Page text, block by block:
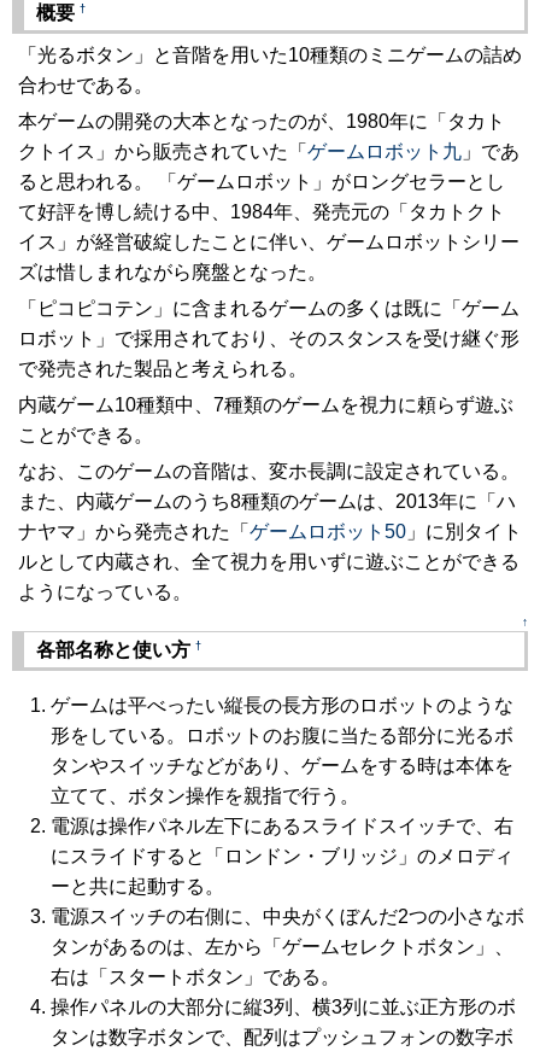
概要 †
「光るボタン」と音階を用いた10種類のミニゲームの詰め
合わせである。
本ゲームの開発の大本となったのが、1980年に「タカト
クトイス」から販売されていた「 ゲームロボット九 」であ
ると思われる。 「ゲームロボット」がロングセラーとし
て好評を博し続ける中、1984年、発売元の「タカトクト
イス」が経営破綻したことに伴い、ゲームロボットシリー
ズは惜しまれながら廃盤となった。
「ピコピコテン」に含まれるゲームの多くは既に「ゲーム
ロボット」で採用されており、そのスタンスを受け継ぐ形
で発売された製品と考えられる。
内蔵ゲーム10種類中、7種類のゲームを視力に頼らず遊ぶ
ことができる。
なお、このゲームの音階は、変ホ長調に設定されている。
また、内蔵ゲームのうち8種類のゲームは、2013年に「ハ
ナヤマ」から発売された「 ゲームロボット50 」に別タイト
ルとして内蔵され、全て視力を用いずに遊ぶことができる
ようになっている。
↑
各部名称と使い方 †
ゲームは平べったい縦長の長方形のロボットのような
形をしている。ロボットのお腹に当たる部分に光るボ
タンやスイッチなどがあり、ゲームをする時は本体を
立てて、ボタン操作を親指で行う。
電源は操作パネル左下にあるスライドスイッチで、右
にスライドすると「ロンドン・ブリッジ」のメロディ
ーと共に起動する。
電源スイッチの右側に、中央がくぼんだ2つの小さなボ
タンがあるのは、左から「ゲームセレクトボタン」、
右は「スタートボタン」である。
操作パネルの大部分に縦3列、横3列に並ぶ正方形のボ
タンは数字ボタンで、配列はプッシュフォンの数字ボ